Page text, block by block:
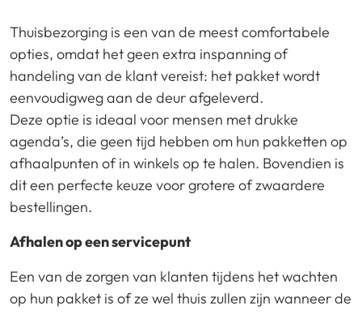
Thuisbezorging is een van de meest comfortabele
opties, omdat het geen extra inspanning of
handeling van de klant vereist: het pakket wordt
eenvoudigweg aan de deur afgeleverd.
Deze optie is ideaal voor mensen met drukke
agenda’s, die geen tijd hebben om hun pakketten op
afhaalpunten of in winkels op te halen. Bovendien is
dit een perfecte keuze voor grotere of zwaardere
bestellingen.
Afhalen op een servicepunt
Een van de zorgen van klanten tijdens het wachten
op hun pakket is of ze wel thuis zullen zijn wanneer de